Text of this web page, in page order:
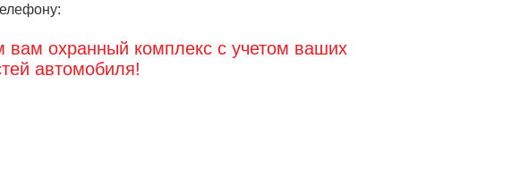
вам охранный комплекс с учетом ваших
автомобиля!